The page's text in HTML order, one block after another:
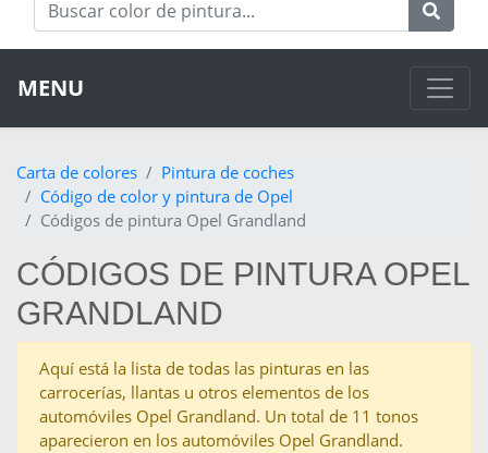
MENU
Carta de colores
Pintura de coches
Código de color y pintura de Opel
Códigos de pintura Opel Grandland
CÓDIGOS DE PINTURA OPEL
GRANDLAND
Aquí está la lista de todas las pinturas en las
carrocerías, llantas u otros elementos de los
automóviles Opel Grandland. Un total de 11 tonos
aparecieron en los automóviles Opel Grandland.